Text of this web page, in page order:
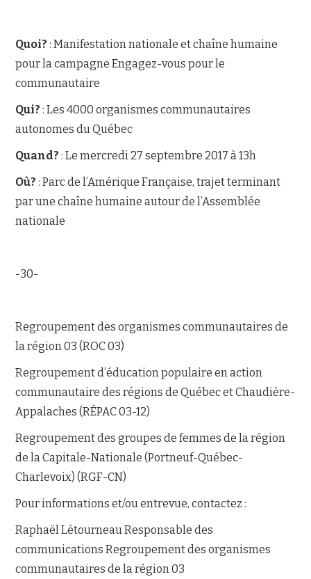
Quoi? : Manifestation nationale et chaîne humaine
pour la campagne Engagez-vous pour le
communautaire
Qui? : Les 4000 organismes communautaires
autonomes du Québec
Quand? : Le mercredi 27 septembre 2017 à 13h
Où? : Parc de l’Amérique Française, trajet terminant
par une chaîne humaine autour de l’Assemblée
nationale
-30-
Regroupement des organismes communautaires de
la région 03 (ROC 03)
Regroupement d’éducation populaire en action
communautaire des régions de Québec et Chaudière-
Appalaches (RÉPAC 03-12)
Regroupement des groupes de femmes de la région
de la Capitale-Nationale (Portneuf-Québec-
Charlevoix) (RGF-CN)
Pour informations et/ou entrevue, contactez :
Raphaël Létourneau Responsable des
communications Regroupement des organismes
communautaires de la région 03